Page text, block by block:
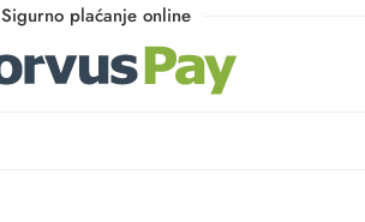
Sigurno plaćanje online